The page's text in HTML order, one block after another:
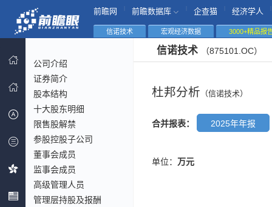
前瞻网 前瞻数据库 企查猫 经济学人
信诺技术 宏观经济数据 3000+精品报
公司介绍
证券简介
股本结构
十大股东明细
限售股解禁
参股控股子公司
董事会成员
监事会成员
高级管理人员
管理层持股及报酬
信诺技术 （875101.OC）
杜邦分析 （信诺技术）
合并报表： 2025年年报
单位： 万元